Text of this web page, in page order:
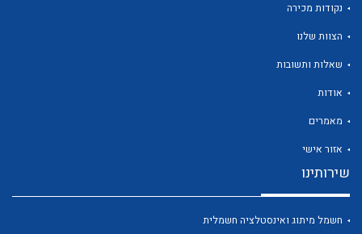
נקודות מכירה
הצוות שלנו
שאלות ותשובות
אודות
מאמרים
אזור אישי
שירותינו
חשמל מיתוג ואינסטלציה חשמלית